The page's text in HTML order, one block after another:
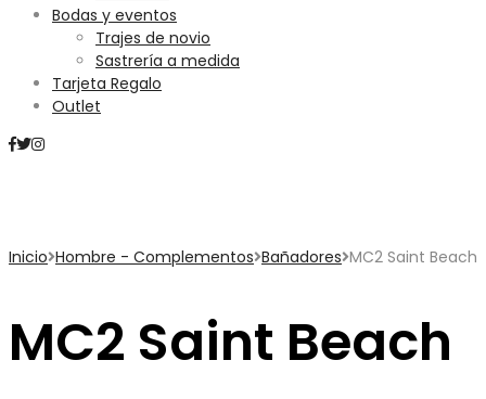
Bodas y eventos
Trajes de novio
Sastrería a medida
Tarjeta Regalo
Outlet
Inicio Hombre - Complementos Bañadores MC2 Saint Beach
MC2 Saint Beach